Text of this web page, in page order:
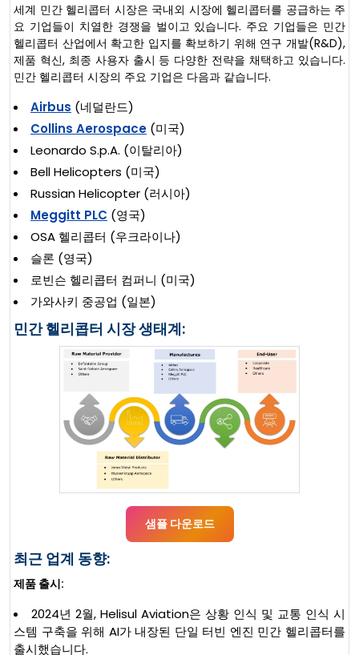
세계 민간 헬리콥터 시장은 국내외 시장에 헬리콥터를 공급하는 주
요 기업들이 치열한 경쟁을 벌이고 있습니다. 주요 기업들은 민간
헬리콥터 산업에서 확고한 입지를 확보하기 위해 연구 개발(R&D),
제품 혁신, 최종 사용자 출시 등 다양한 전략을 채택하고 있습니다.
민간 헬리콥터 시장의 주요 기업은 다음과 같습니다.
Airbus (네덜란드)
Collins Aerospace (미국)
Leonardo S.p.A. (이탈리아)
Bell Helicopters (미국)
Russian Helicopter (러시아)
Meggitt PLC (영국)
OSA 헬리콥터 (우크라이나)
슬론 (영국)
로빈슨 헬리콥터 컴퍼니 (미국)
가와사키 중공업 (일본)
민간 헬리콥터 시장 생태계:
샘플 다운로드
최근 업계 동향:
제품 출시:
2024년 2월, Helisul Aviation은 상황 인식 및 교통 인식 시
스템 구축을 위해 AI가 내장된 단일 터빈 엔진 민간 헬리콥터를
출시했습니다.